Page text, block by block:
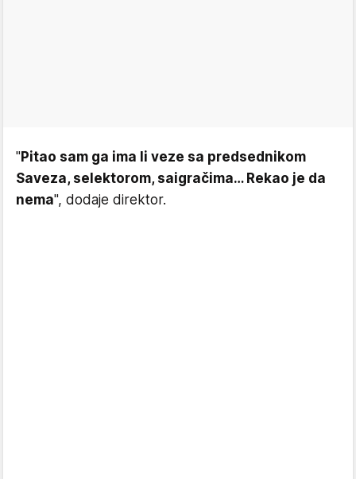
"Pitao sam ga ima li veze sa predsednikom
Saveza, selektorom, saigračima… Rekao je da
nema", dodaje direktor.